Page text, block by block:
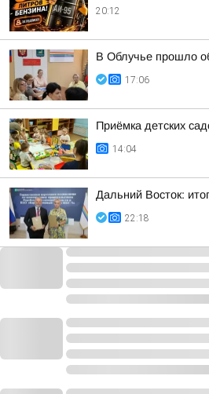
20:12
В Облучье прошло
17:06
Приёмка детских
14:04
Дальний Восток:
22:18